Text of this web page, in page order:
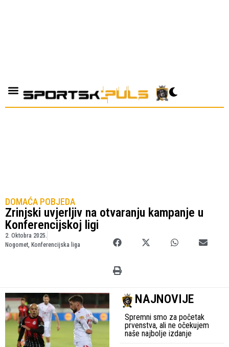
DOMAĆA POBJEDA
Zrinjski uvjerljiv na otvaranju kampanje u
Konferencijskoj ligi
2. Oktobra 2025.
Nogomet, Konferencijska liga
NAJNOVIJE
Spremni smo za početak
prvenstva, ali ne očekujem
naše najbolje izdanje